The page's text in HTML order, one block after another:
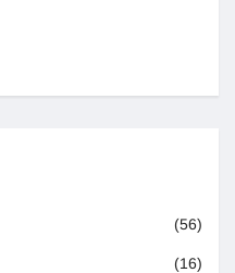
(56)
(16)